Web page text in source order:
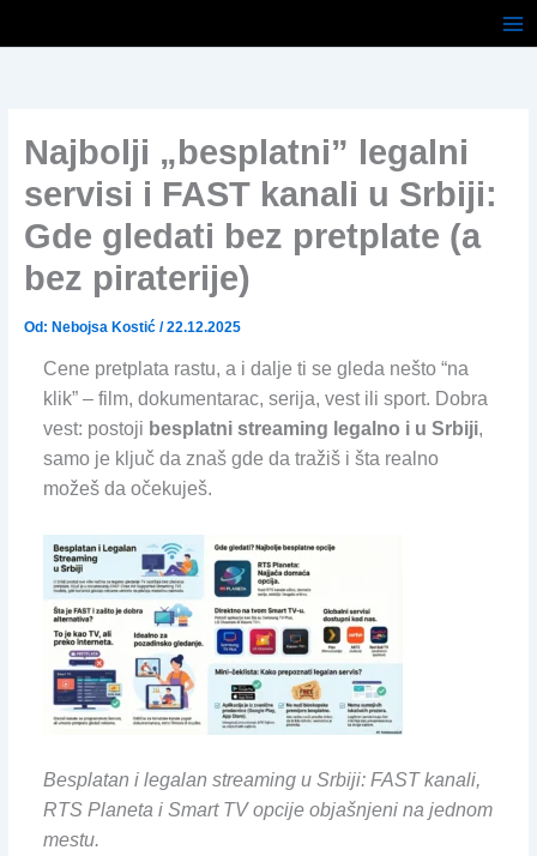
Najbolji „besplatni” legalni
servisi i FAST kanali u Srbiji:
Gde gledati bez pretplate (a
bez piraterije)
Od: Nebojsa Kostić /22.12.2025
Cene pretplata rastu, a i dalje ti se gleda nešto “na
klik” – film, dokumentarac, serija, vest ili sport. Dobra
vest: postoji besplatni streaming legalno i u Srbiji,
samo je ključ da znaš gde da tražiš i šta realno
možeš da očekuješ.
Besplatan i legalan streaming u Srbiji: FAST kanali,
RTS Planeta i Smart TV opcije objašnjeni na jednom
mestu.